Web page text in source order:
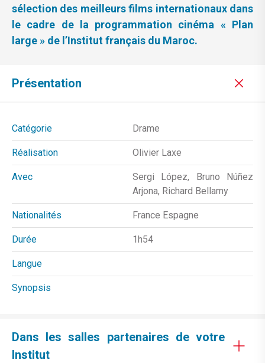
sélection des meilleurs films internationaux dans
le cadre de la programmation cinéma « Plan
large » de l’Institut français du Maroc.
Présentation
Catégorie Drame
Réalisation Olivier Laxe
Avec
Sergi López, Bruno Núñez
Arjona, Richard Bellamy
Nationalités France Espagne
Durée 1h54
Langue
Synopsis
Dans les salles partenaires de votre
Institut